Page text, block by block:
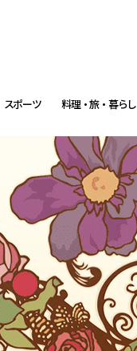
スポーツ 料理・旅・暮らし